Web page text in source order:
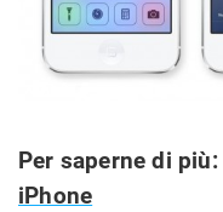
Per saperne di più:
iPhone